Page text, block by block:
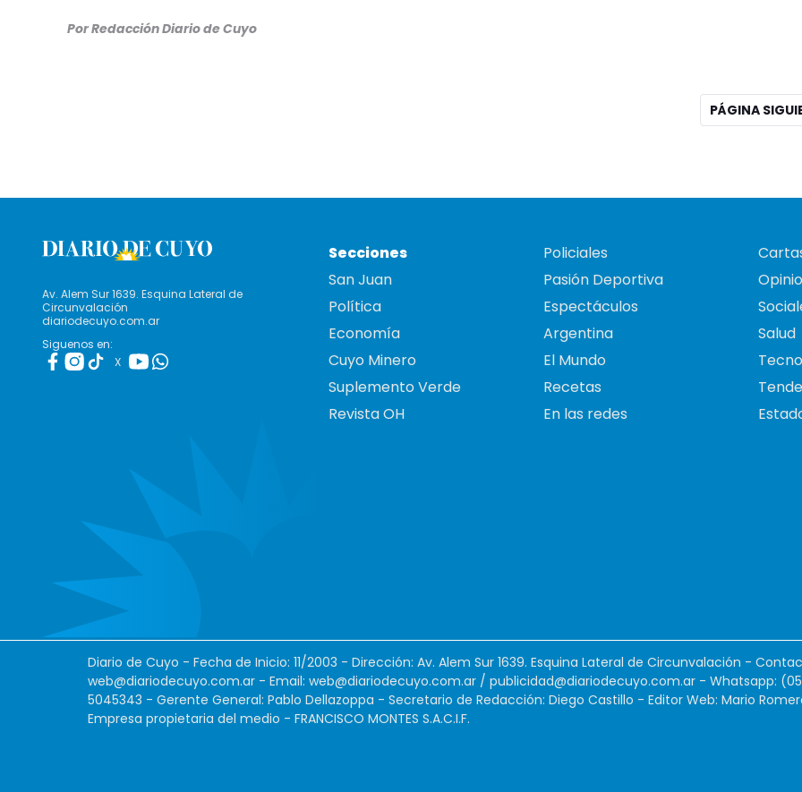
Por Redacción Diario de Cuyo
PÁGINA
Av. Alem Sur 1639. Esquina Lateral de
Circunvalación
diariodecuyo.com.ar
Siguenos en:
X
Secciones
San Juan
Política
Economía
Cuyo Minero
Suplemento Verde
Revista OH
Policiales
Pasión Deportiva
Espectáculos
Argentina
El Mundo
Recetas
En las redes
Salud
Diario de Cuyo - Fecha de Inicio: 11/2003 - Dirección: Av. Alem Sur 1639. Esquina Lateral de Circunvalación -
web@diariodecuyo.com.ar - Email: web@diariodecuyo.com.ar / publicidad@diariodecuyo.com.ar - Whatsapp:
5045343 - Gerente General: Pablo Dellazoppa - Secretario de Redacción: Diego Castillo - Editor Web: Mario
Empresa propietaria del medio - FRANCISCO MONTES S.A.C.I.F.